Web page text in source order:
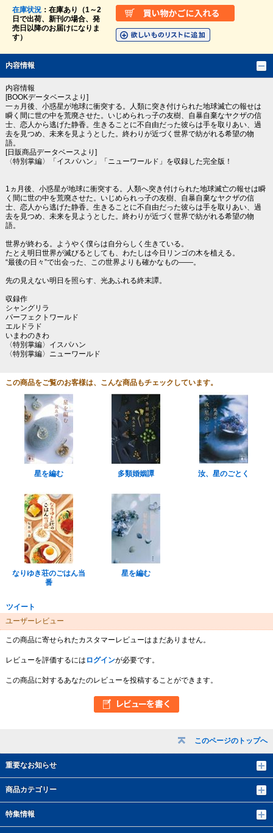
このページのトップへ
重要なお知らせ
商品カテゴリー
特集情報
在庫状況：在庫あり（1～2
日で出荷、新刊の場合、発
売日以降のお届けになりま
す）
内容情報
内容情報
[BOOKデータベースより]
一ヵ月後、小惑星が地球に衝突する。人類に突き付けられた地球滅亡の報せは
瞬く間に世の中を荒廃させた。いじめられっ子の友樹、自暴自棄なヤクザの信
士、恋人から逃げた静香。生きることに不自由だった彼らは手を取りあい、過
去を見つめ、未来を見ようとした。終わりが近づく世界で紡がれる希望の物
語。
[日販商品データベースより]
〈特別掌編〉「イスパハン」「ニューワールド」を収録した完全版！
1ヵ月後、小惑星が地球に衝突する。人類へ突き付けられた地球滅亡の報せは瞬
く間に世の中を荒廃させた。いじめられっ子の友樹、自暴自棄なヤクザの信
士、恋人から逃げた静香。生きることに不自由だった彼らは手を取りあい、過
去を見つめ、未来を見ようとした。終わりが近づく世界で紡がれる希望の物
語。
世界が終わる。ようやく僕らは自分らしく生きている。
たとえ明日世界が滅びるとしても、わたしは今日リンゴの木を植える。
“最後の日々”で出会った、この世界よりも確かなもの――。
先の見えない明日を照らす、光あふれる終末譚。
収録作
シャングリラ
パーフェクトワールド
エルドラド
いまわのきわ
〈特別掌編〉イスパハン
〈特別掌編〉ニューワールド
この商品をご覧のお客様は、こんな商品もチェックしています。
星を編む 多類婚姻譚 汝、星のごとく
なりゆき荘のごはん当
番
星を編む
ツイート
ユーザーレビュー
この商品に寄せられたカスタマーレビューはまだありません。
レビューを評価するには ログインが必要です。
この商品に対するあなたのレビューを投稿することができます。